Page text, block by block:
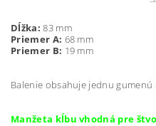
Dĺžka: 83 mm
Priemer A: 68 mm
Priemer B: 19 mm
Balenie obsahuje jednu gumenú
Manžeta kĺbu vhodná pre